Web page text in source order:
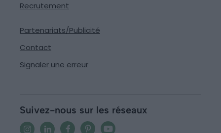
Recrutement
Partenariats/Publicité
Contact
Signaler une erreur
Suivez-nous sur les réseaux